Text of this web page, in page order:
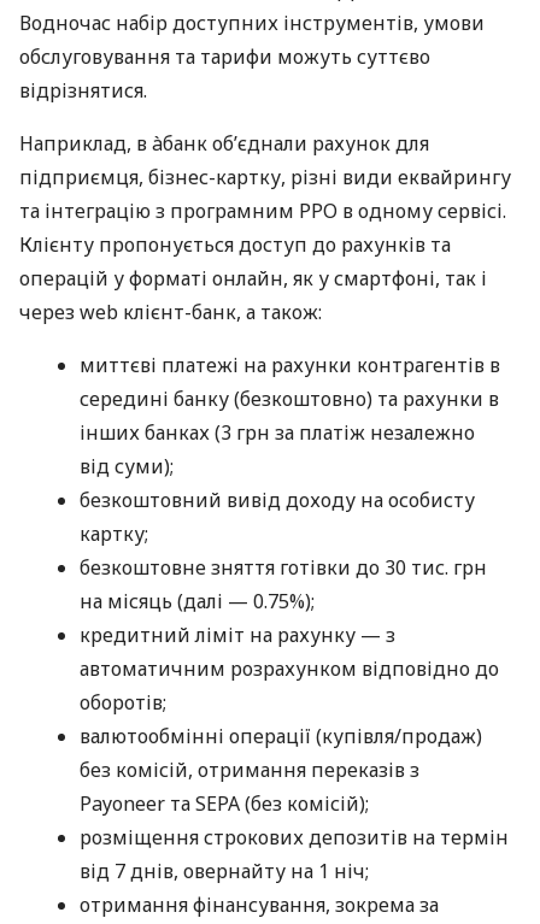
Водночас набір доступних інструментів, умови
обслуговування та тарифи можуть суттєво
відрізнятися.
Наприклад, в àбанк об’єднали рахунок для
підприємця, бізнес-картку, різні види еквайрингу
та інтеграцію з програмним РРО в одному сервісі.
Клієнту пропонується доступ до рахунків та
операцій у форматі онлайн, як у смартфоні, так і
через web клієнт-банк, а також:
миттєві платежі на рахунки контрагентів в
середині банку (безкоштовно) та рахунки в
інших банках (3 грн за платіж незалежно
від суми);
безкоштовний вивід доходу на особисту
картку;
безкоштовне зняття готівки до 30 тис. грн
на місяць (далі — 0.75%);
кредитний ліміт на рахунку — з
автоматичним розрахунком відповідно до
оборотів;
валютообмінні операції (купівля/продаж)
без комісій, отримання переказів з
Payoneer та SEPA (без комісій);
розміщення строкових депозитів на термін
від 7 днів, овернайту на 1 ніч;
отримання фінансування, зокрема за